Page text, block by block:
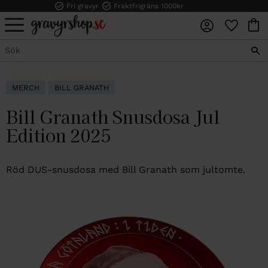
Meny
Fri gravyr Fraktfrigräns 1000kr
MERCH BILL GRANATH
Bill Granath Snusdosa Jul
Edition 2025
Röd DUS-snusdosa med Bill Granath som jul­tomte.